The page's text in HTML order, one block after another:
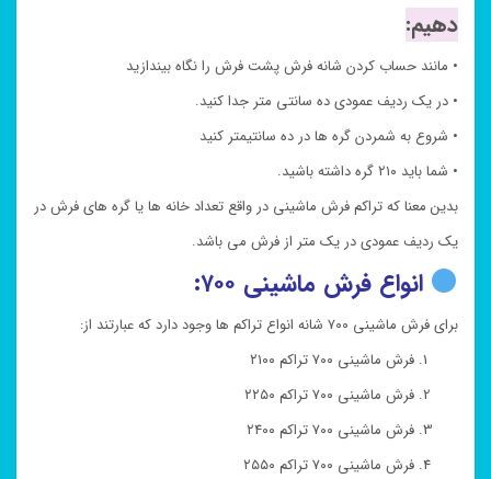
دهیم:
• مانند حساب کردن شانه فرش پشت فرش را نگاه بیندازید
• در یک ردیف عمودی ده سانتی متر جدا کنید.
• شروع به شمردن گره ها در ده سانتیمتر کنید
• شما باید ۲۱۰ گره داشته باشید.
بدین معنا که تراکم فرش ماشینی در واقع تعداد خانه ها یا گره های فرش در
یک ردیف عمودی در یک متر از فرش می باشد.
انواع فرش ماشینی ۷۰۰:
برای فرش ماشینی ۷۰۰ شانه انواع تراکم ها وجود دارد که عبارتند از:
فرش ماشینی ۷۰۰ تراکم ۲۱۰۰
فرش ماشینی ۷۰۰ تراکم ۲۲۵۰
فرش ماشینی ۷۰۰ تراکم ۲۴۰۰
فرش ماشینی ۷۰۰ تراکم ۲۵۵۰